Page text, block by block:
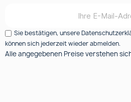
Sie bestätigen, unsere
können sich jederzeit wieder abmelden.
Alle angegebenen Preise verstehen